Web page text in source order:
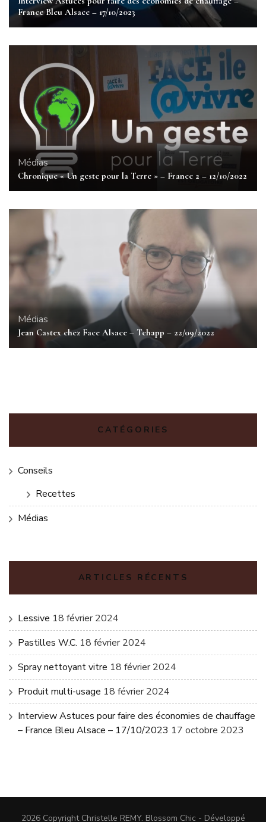
France Bleu Alsace – 17/10/2023
Médias
Chronique « Un geste pour la Terre » – France 2 – 12/10/2022
Médias
Jean Castex chez Face Alsace – Tchapp – 22/09/2022
CATÉGORIES
Conseils
Recettes
Médias
ARTICLES RÉCENTS
Lessive 18 février 2024
Pastilles W.C. 18 février 2024
Spray nettoyant vitre 18 février 2024
Produit multi-usage 18 février 2024
Interview Astuces pour faire des économies de chauffage
– France Bleu Alsace – 17/10/2023 17 octobre 2023
2026 Copyright Christelle REMY. Blossom Chic - Développé